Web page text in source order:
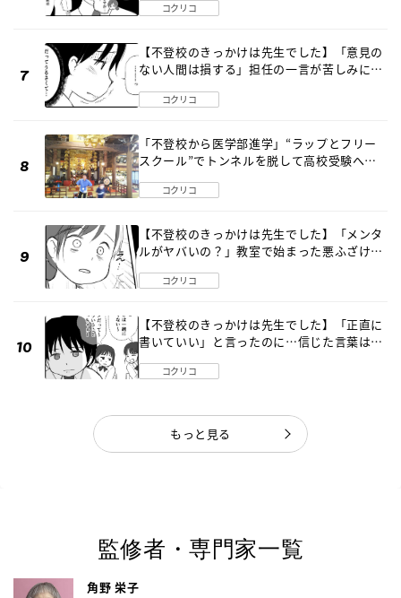
コクリコ
【不登校のきっかけは先生でした】「意見の
ない人間は損する」担任の一言が苦しみに…
コクリコ
「不登校から医学部進学」“ラップとフリー
スクール”でトンネルを脱して高校受験へ
コクリコ
【不登校のきっかけは先生でした】「メンタ
ルがヤバいの？」教室で始まった悪ふざけ
コクリコ
【不登校のきっかけは先生でした】「正直に
書いていい」と言ったのに…信じた言葉は噓
コクリコ
もっと見る
監修者・専門家一覧
角野 栄子